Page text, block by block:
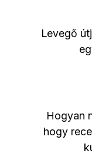
Levegő
Hogyan
hogy